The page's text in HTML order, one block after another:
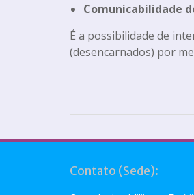
Comunicabilidade
É a possibilidade de
(desencarnados) por
Contato (Sede):